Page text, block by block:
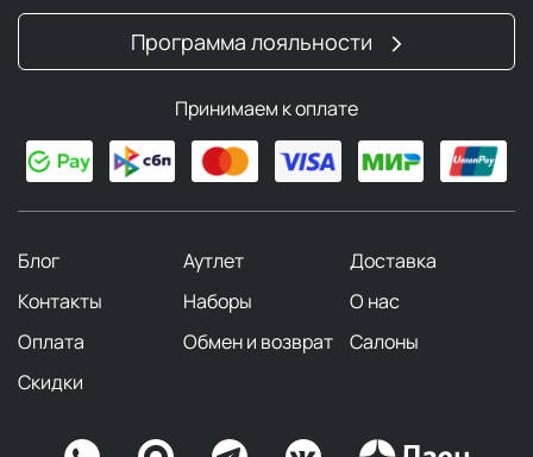
Программа лояльности
Принимаем к оплате
Блог Аутлет
Доставка
Контакты
Наборы
О нас
Оплата
Обмен и возврат
Салоны
Скидки